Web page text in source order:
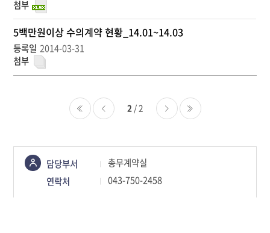
5백만원이상 수의계약 현황_14.01~14.03
2014-03-31
2 / 2
콘텐츠
정보책임자
담당부서
총무계약실
연락처
043-750-2458